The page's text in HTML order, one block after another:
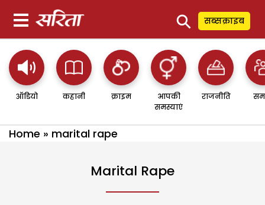
⚲ सब्सक्राइब
ऑडियो कहानी क्राइम
आपकी
समस्याएं
राजनीति
Home » marital rape
Marital Rape